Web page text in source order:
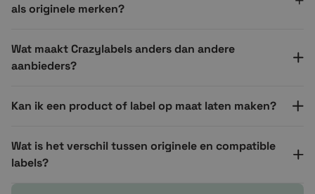
als originele merken?
Wat maakt Crazylabels anders dan andere
aanbieders?
Kan ik een product of label op maat laten maken?
Wat is het verschil tussen originele en compatible
labels?